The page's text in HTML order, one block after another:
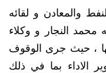
والمعادن و لقائه
محمد النجار و وكلاء
لها ، حيث جرى الوقوف
الاداء بما في ذلك